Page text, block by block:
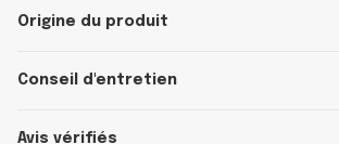
Origine du produit
Conseil d'entretien
Avis vérifiés